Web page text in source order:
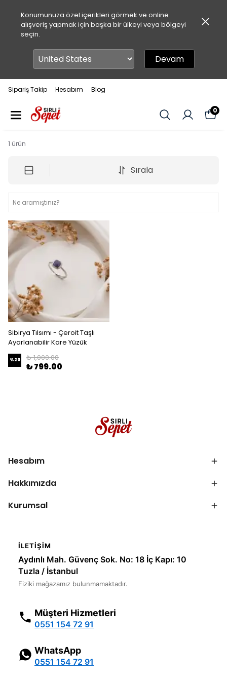
Konumunuza özel içerikleri görmek ve online
alışveriş yapmak için başka bir ülkeyi veya bölgeyi
seçin.
Devam
Sipariş Takip Hesabım Blog
0
1 ürün
Sırala
Sibirya Tılsımı - Çeroit Taşlı
Ayarlanabilir Kare Yüzük
%20 ₺ 1,000.00
₺ 799.00
Hesabım
Hakkımızda
Kurumsal
İLETIŞIM
Aydınlı Mah. Güvenç Sok. No: 18 İç Kapı: 10
Tuzla / İstanbul
Fiziki mağazamız bulunmamaktadır.
Müşteri Hizmetleri
0551 154 72 91
WhatsApp
0551 154 72 91